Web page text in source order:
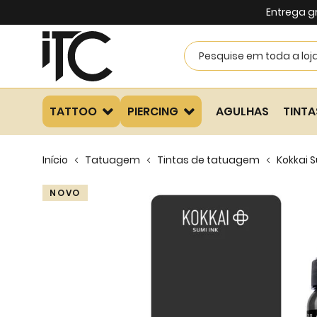
Entrega
TATTOO PIERCING AGULHAS
Início Tatuagem Tintas de tatuagem Kokkai
Skip
NOVO